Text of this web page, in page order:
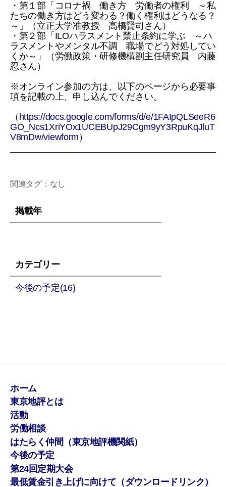
・第１部「コロナ禍 働き方 労働者の権利 ～私
たちの働き方はどう変わる？働く権利はどうなる？
～」（立正大学准教授 高橋賢司さん）
・第２部「ILOハラスメント禁止条約に学ぶ ～ハ
ラスメントやメンタル不調 職場でどう対処してい
くか～」（労働政策・研修機構副主任研究員 内藤
忍さん）
※オンライン参加の方は、以下のページから必要事
項を記載の上、申し込んでください。
（ https://docs.google.com/forms/d/e/1FAIpQLSeeR6
GO_Ncs1XriYOx1UCEBUpJ29Cgm9yY3RpuKqJluT
V8mDw/viewform ）
関連タグ：なし
掲載年
カテゴリー
今後の予定(16)
ホーム
東京地評とは
活動
労働相談
はたらく仲間（東京地評機関紙）
今後の予定
第24回定期大会
最低賃金引き上げに向けて（ダウンロードリンク）